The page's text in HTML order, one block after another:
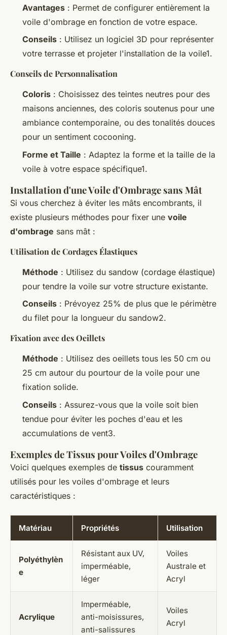
Avantages : Permet de configurer entièrement la
voile d'ombrage en fonction de votre espace.
Conseils : Utilisez un logiciel 3D pour représenter
votre terrasse et projeter l'installation de la voile1.
Conseils de Personnalisation
Coloris : Choisissez des teintes neutres pour des
maisons anciennes, des coloris soutenus pour une
ambiance contemporaine, ou des tonalités douces
pour un sentiment cocooning.
Forme et Taille : Adaptez la forme et la taille de la
voile à votre espace spécifique1.
Installation d'une Voile d'Ombrage sans Mât
Si vous cherchez à éviter les mâts encombrants, il
existe plusieurs méthodes pour fixer une voile
d'ombrage sans mât :
Utilisation de Cordages Élastiques
Méthode : Utilisez du sandow (cordage élastique)
pour tendre la voile sur votre structure existante.
Conseils : Prévoyez 25% de plus que le périmètre
du filet pour la longueur du sandow2.
Fixation avec des Oeillets
Méthode : Utilisez des oeillets tous les 50 cm ou
25 cm autour du pourtour de la voile pour une
fixation solide.
Conseils : Assurez-vous que la voile soit bien
tendue pour éviter les poches d'eau et les
accumulations de vent3.
Exemples de Tissus pour Voiles d'Ombrage
Voici quelques exemples de tissus couramment
utilisés pour les voiles d'ombrage et leurs
caractéristiques :
Matériau Propriétés Utilisation
Polyéthylèn
e
Résistant aux UV,
imperméable,
léger
Voiles
Australe et
Acryl
Acrylique
Imperméable,
anti-moisissures,
anti-salissures
Voiles
Acryl